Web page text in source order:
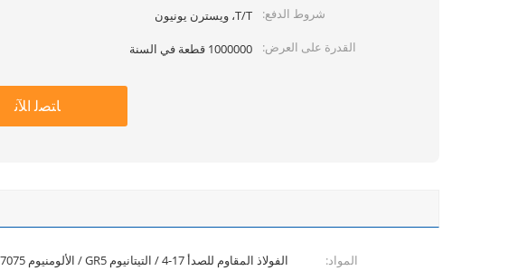
شروط الدفع:
T/T، ويسترن يونيون
القدرة على العرض:
1000000 قطعة في السنة
ﺎﺘﺼﻟ ﺍﻶﻧ
المواد: الفولاذ المقاوم للصدأ 17-4 / التيتانيوم GR5 / الألومنيوم 7075